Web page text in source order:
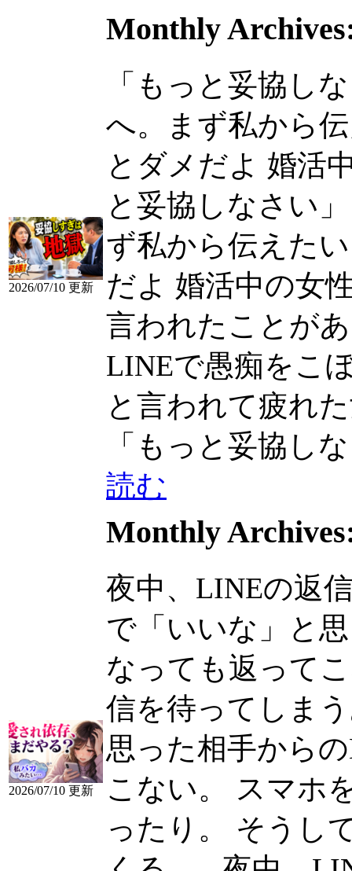
2026/07/10 更新
Monthly
「もっと妥協し
へ。まず私から
とダメだよ 婚活
と妥協しなさい
ず私から伝えた
だよ 婚活中の女
言われたことが
LINEで愚痴をこ
と言われて疲れ
「もっと妥協し
読む
2026/07/10 更新
Monthly
夜中、LINEの返
で「いいな」と
なっても返って
信を待ってしま
思った相手から
こない。 スマホ
ったり。 そうし